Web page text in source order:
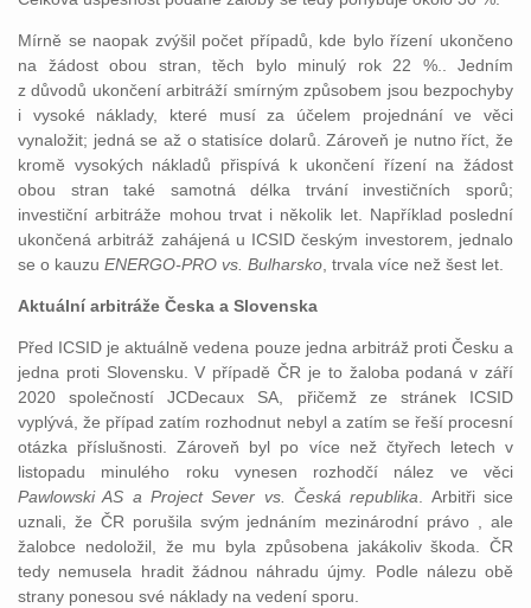
Mírně se naopak zvýšil počet případů, kde bylo řízení ukončeno
na žádost obou stran, těch bylo minulý rok 22 %.. Jedním
z důvodů ukončení arbitráží smírným způsobem jsou bezpochyby
i vysoké náklady, které musí za účelem projednání ve věci
vynaložit; jedná se až o statisíce dolarů. Zároveň je nutno říct, že
kromě vysokých nákladů přispívá k ukončení řízení na žádost
obou stran také samotná délka trvání investičních sporů;
investiční arbitráže mohou trvat i několik let. Například poslední
ukončená arbitráž zahájená u ICSID českým investorem, jednalo
se o kauzu ENERGO-PRO vs. Bulharsko, trvala více než šest let.
Aktuální arbitráže Česka a Slovenska
Před ICSID je aktuálně vedena pouze jedna arbitráž proti Česku a
jedna proti Slovensku. V případě ČR je to žaloba podaná v září
2020 společností JCDecaux SA, přičemž ze stránek ICSID
vyplývá, že případ zatím rozhodnut nebyl a zatím se řeší procesní
otázka příslušnosti. Zároveň byl po více než čtyřech letech v
listopadu minulého roku vynesen rozhodčí nález ve věci
Pawlowski AS a Project Sever vs. Česká republika. Arbitři sice
uznali, že ČR porušila svým jednáním mezinárodní právo , ale
žalobce nedoložil, že mu byla způsobena jakákoliv škoda. ČR
tedy nemusela hradit žádnou náhradu újmy. Podle nálezu obě
strany ponesou své náklady na vedení sporu.